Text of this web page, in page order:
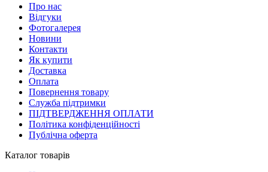
Про нас
Відгуки
Фотогалерея
Новини
Контакти
Як купити
Доставка
Оплата
Повернення товару
Служба підтримки
ПІДТВЕРДЖЕННЯ ОПЛАТИ
Політика конфіденційності
Публічна оферта
Каталог товарів